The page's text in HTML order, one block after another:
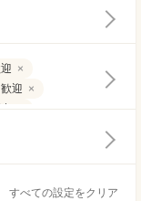
×
迎
×
×
すべての設定をクリア